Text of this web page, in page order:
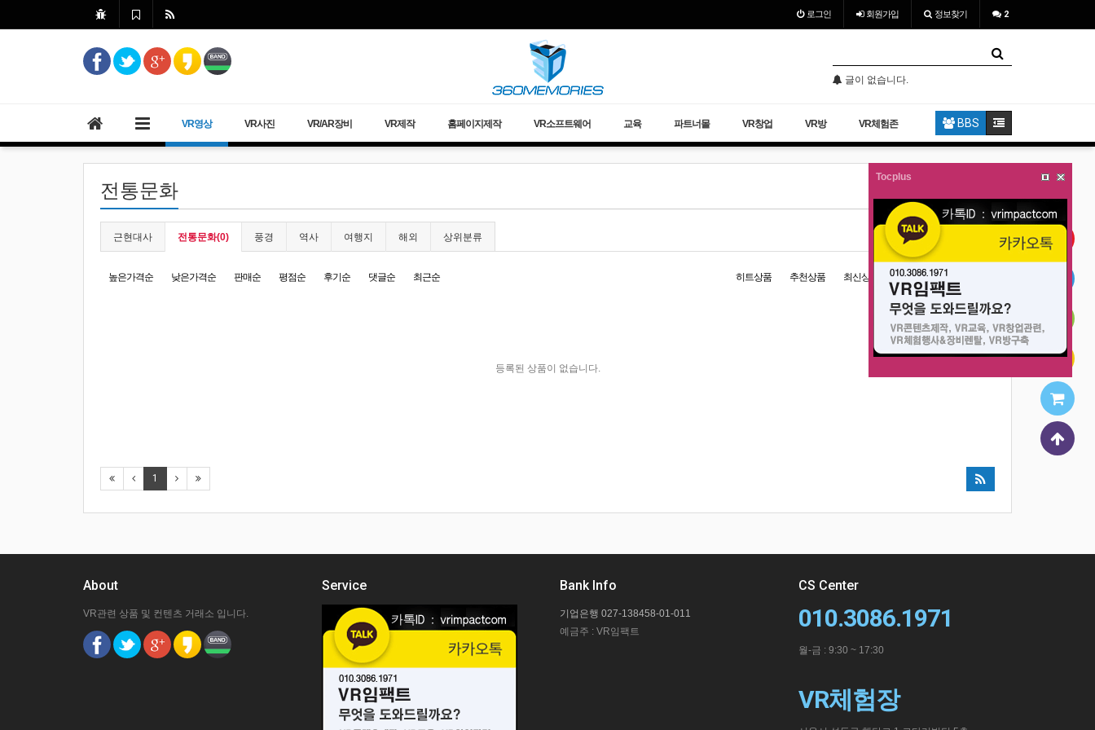
로그인 회원가입 정보찾기 2
글이 없습니다.
BBS
VR영상 VR사진 VR/AR장비 VR제작 홈페이지제작 VR소프트웨어 교육 파트너몰 VR창업 VR방 VR체험존
홈 >VR영상 >전통문화
전통문화
근현대사 전통문화(0) 풍경 역사 여행지 해외 상위분류
높은가격순 낮은가격순 판매순 평점순 후기순 댓글순 최근순 히트상품 추천상품 최신상품 인기상품
등록된 상품이 없습니다.
1
About
VR관련 상품 및 컨텐츠 거래소 입니다.
Service Bank Info
기업은행 027-138458-01-011
예금주 : VR임팩트
CS Center
010.3086.1971
월-금 : 9:30 ~ 17:30
VR체험장
Tocplus